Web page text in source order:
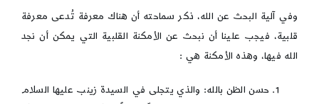
وفي آلية البحث عن الله، ذكر سماحته أن هناك معرفة تُدعى معرفة
قلبية، فيجب علينا أن نبحث عن الأمكنة القلبية التي يمكن أن نجد
الله فيها، وهذه الأمكنة هي :
حسن الظن بالله: والذي يتجلى في السيدة زينب عليها السلام